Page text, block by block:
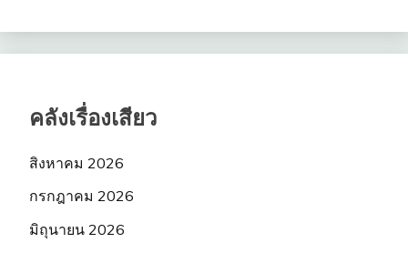
คลังเรื่องเสียว
สิงหาคม 2026
กรกฎาคม 2026
มิถุนายน 2026